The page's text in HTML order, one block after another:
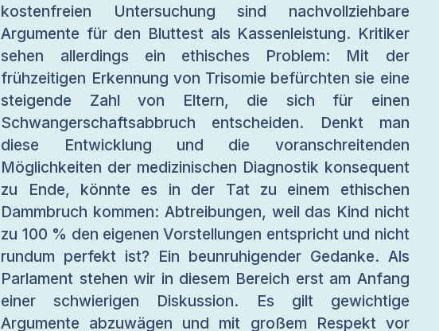
kostenfreien Untersuchung sind nachvollziehbare
Argumente für den Bluttest als Kassenleistung. Kritiker
sehen allerdings ein ethisches Problem: Mit der
frühzeitigen Erkennung von Trisomie befürchten sie eine
steigende Zahl von Eltern, die sich für einen
Schwangerschaftsabbruch entscheiden. Denkt man
diese Entwicklung und die voranschreitenden
Möglichkeiten der medizinischen Diagnostik konsequent
zu Ende, könnte es in der Tat zu einem ethischen
Dammbruch kommen: Abtreibungen, weil das Kind nicht
zu 100 % den eigenen Vorstellungen entspricht und nicht
rundum perfekt ist? Ein beunruhigender Gedanke. Als
Parlament stehen wir in diesem Bereich erst am Anfang
einer schwierigen Diskussion. Es gilt gewichtige
Argumente abzuwägen und mit großem Respekt vor